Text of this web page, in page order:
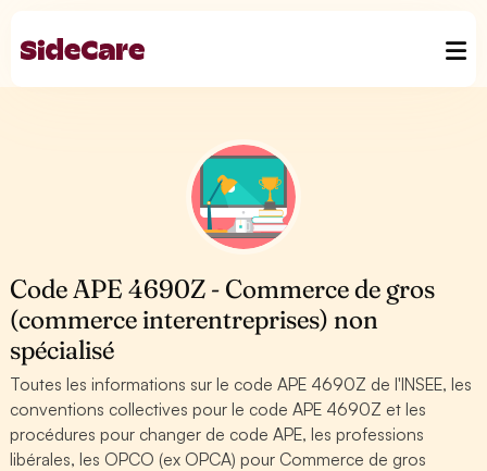
Code APE 4690Z - Commerce de gros
(commerce interentreprises) non
spécialisé
Toutes les informations sur le code APE 4690Z de l'INSEE, les
conventions collectives pour le code APE 4690Z et les
procédures pour changer de code APE, les professions
libérales, les OPCO (ex OPCA) pour Commerce de gros